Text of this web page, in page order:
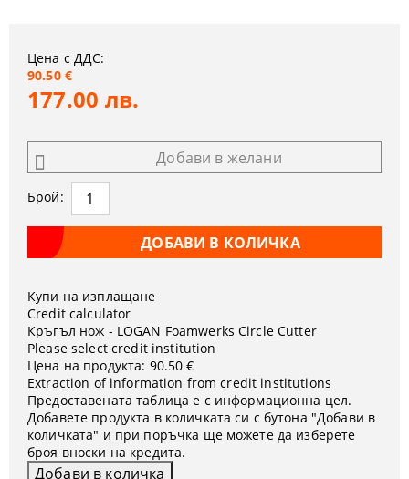
Цена с ДДС:
90.50 €
177.00 лв.
Добави в желани
Брой:
Купи на изплащане
Credit calculator
Кръгъл нож - LOGAN Foamwerks Circle Cutter
Please select credit institution
Цена на продукта: 90.50 €
Extraction of information from credit institutions
Предоставената таблица е с информационна цел.
Добавете продукта в количката си с бутона "Добави в
количката" и при поръчка ще можете да изберете
броя вноски на кредита.